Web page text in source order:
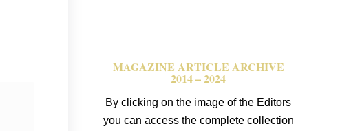
MAGAZINE ARTICLE ARCHIVE
2014 – 2024
By clicking on the image of the Editors
you can access the complete collection